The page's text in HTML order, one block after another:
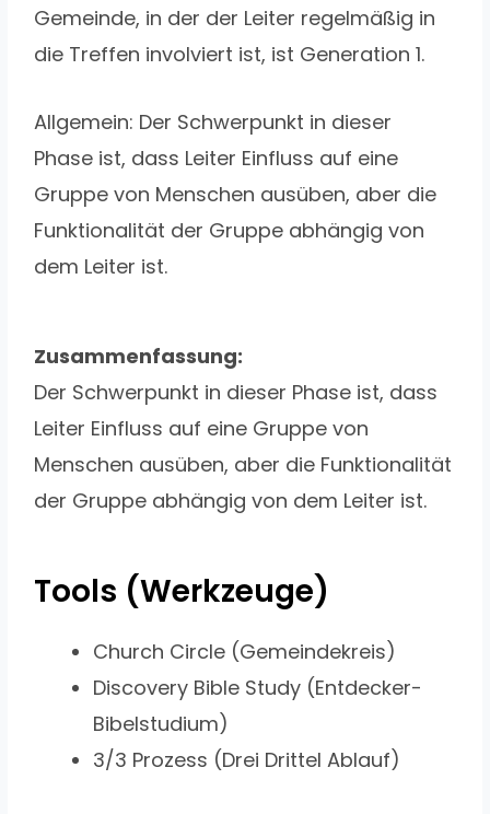
Gemeinde, in der der Leiter regelmäßig in
die Treffen involviert ist, ist Generation 1.
Allgemein: Der Schwerpunkt in dieser
Phase ist, dass Leiter Einfluss auf eine
Gruppe von Menschen ausüben, aber die
Funktionalität der Gruppe abhängig von
dem Leiter ist.
Zusammenfassung:
Der Schwerpunkt in dieser Phase ist, dass
Leiter Einfluss auf eine Gruppe von
Menschen ausüben, aber die Funktionalität
der Gruppe abhängig von dem Leiter ist.
Tools (Werkzeuge)
Church Circle (Gemeindekreis)
Discovery Bible Study (Entdecker-
Bibelstudium)
3/3 Prozess (Drei Drittel Ablauf)